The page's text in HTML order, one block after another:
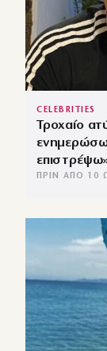
CELEBRITIES
Τροχαίο
ενημερώσω
ΠΡΙΝ ΑΠΌ 10